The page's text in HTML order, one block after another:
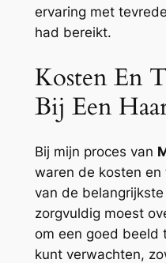
ervaring met
had bereikt.
Kosten En
Bij Een
Bij mijn proces van
waren de kosten
van de
zorgvuldig moest
om een goed beeld
kunt verwachten,